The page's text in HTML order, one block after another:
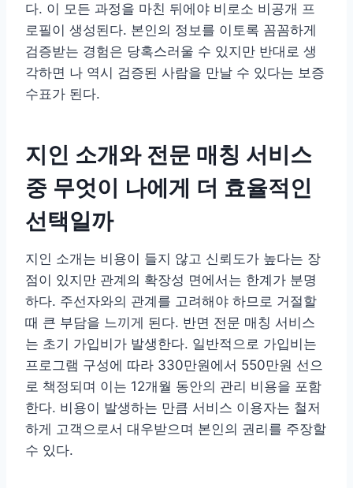
다. 이 모든 과정을 마친 뒤에야 비로소 비공개 프
로필이 생성된다. 본인의 정보를 이토록 꼼꼼하게
검증받는 경험은 당혹스러울 수 있지만 반대로 생
각하면 나 역시 검증된 사람을 만날 수 있다는 보증
수표가 된다.
지인 소개와 전문 매칭 서비스
중 무엇이 나에게 더 효율적인
선택일까
지인 소개는 비용이 들지 않고 신뢰도가 높다는 장
점이 있지만 관계의 확장성 면에서는 한계가 분명
하다. 주선자와의 관계를 고려해야 하므로 거절할
때 큰 부담을 느끼게 된다. 반면 전문 매칭 서비스
는 초기 가입비가 발생한다. 일반적으로 가입비는
프로그램 구성에 따라 330만원에서 550만원 선으
로 책정되며 이는 12개월 동안의 관리 비용을 포함
한다. 비용이 발생하는 만큼 서비스 이용자는 철저
하게 고객으로서 대우받으며 본인의 권리를 주장할
수 있다.